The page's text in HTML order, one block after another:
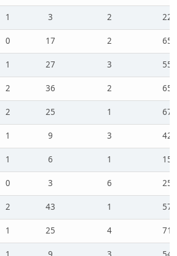
1 3 2
22
0 17 2
65
1 27 3
55
2 36 2
65
2 25 1
67
1 9 3
42
1 6 1
15
0 3 6
25
2 43 1
57
1 25 4
71